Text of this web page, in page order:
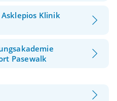
Klinik
Pasewalk